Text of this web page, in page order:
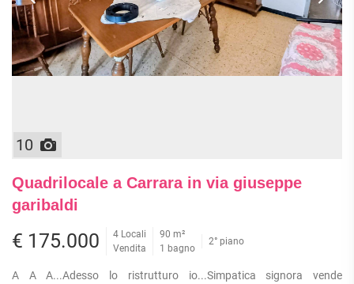
10
Quadrilocale a Carrara in via giuseppe
garibaldi
€ 175.000
4 Locali
Vendita
90 m²
1 bagno
2° piano
A A A...Adesso lo ristrutturo io...Simpatica signora vende